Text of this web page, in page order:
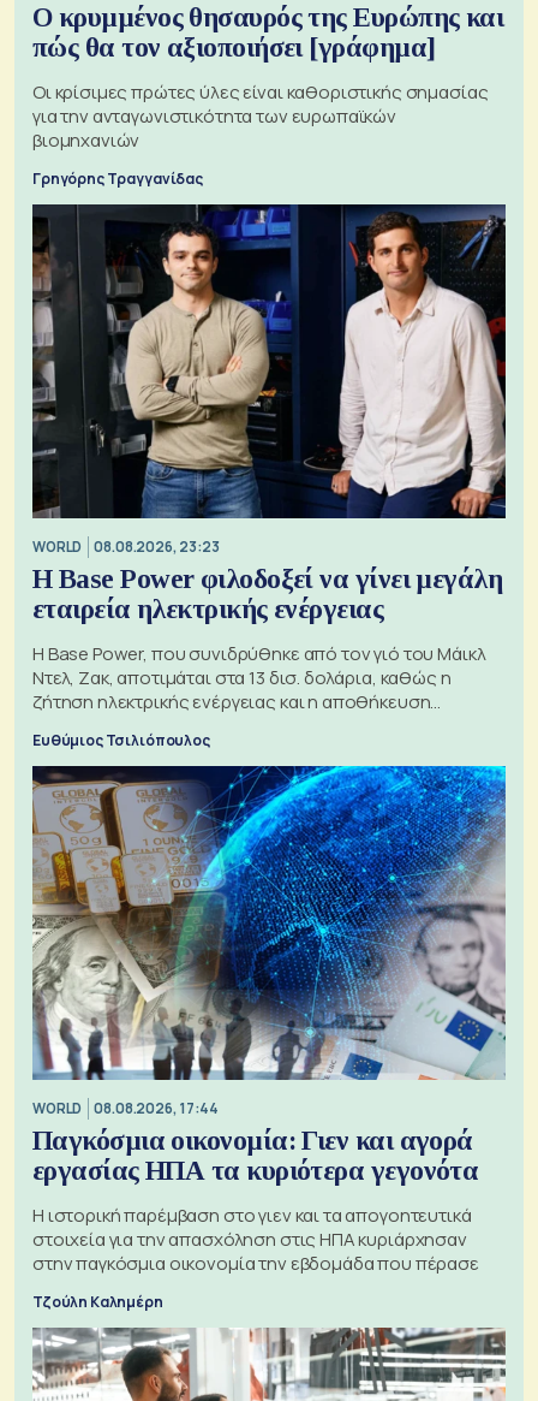
Ο κρυμμένος θησαυρός της Ευρώπης και
πώς θα τον αξιοποιήσει [γράφημα]
Οι κρίσιμες πρώτες ύλες είναι καθοριστικής σημασίας
για την ανταγωνιστικότητα των ευρωπαϊκών
βιομηχανιών
Γρηγόρης Τραγγανίδας
WORLD 08.08.2026, 23:23
Η Base Power φιλοδοξεί να γίνει μεγάλη
εταιρεία ηλεκτρικής ενέργειας
Η Base Power, που συνιδρύθηκε από τον γιό του Μάικλ
Ντελ, Ζακ, αποτιμάται στα 13 δισ. δολάρια, καθώς η
ζήτηση ηλεκτρικής ενέργειας και η αποθήκευση
Ευθύμιος Τσιλιόπουλος
WORLD 08.08.2026, 17:44
Παγκόσμια οικονομία: Γιεν και αγορά
εργασίας ΗΠΑ τα κυριότερα γεγονότα
Η ιστορική παρέμβαση στο γιεν και τα απογοητευτικά
στοιχεία για την απασχόληση στις ΗΠΑ κυριάρχησαν
στην παγκόσμια οικονομία την εβδομάδα που πέρασε
Τζούλη Καλημέρη